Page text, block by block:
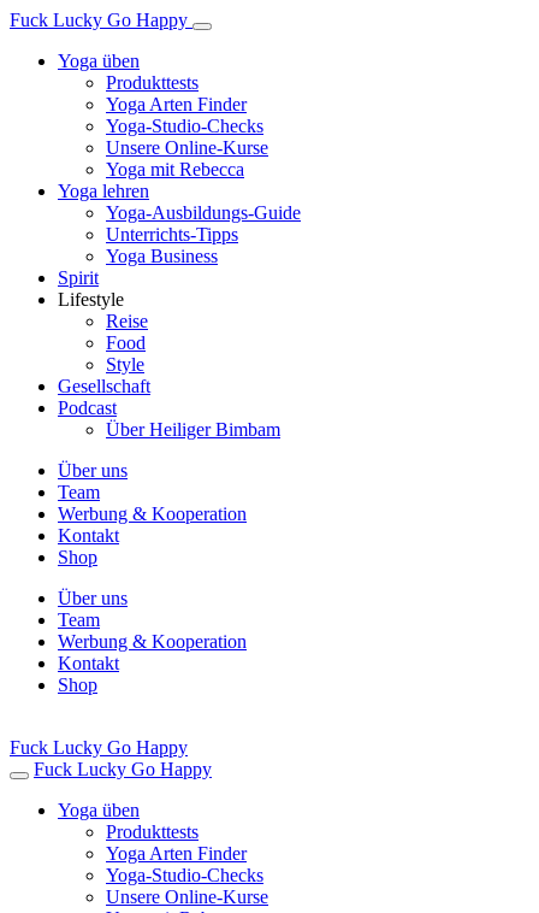
Fuck Lucky Go Happy
Yoga üben
Produkttests
Yoga Arten Finder
Yoga-Studio-Checks
Unsere Online-Kurse
Yoga mit Rebecca
Yoga lehren
Yoga-Ausbildungs-Guide
Unterrichts-Tipps
Yoga Business
Spirit
Lifestyle
Reise
Food
Style
Gesellschaft
Podcast
Über Heiliger Bimbam
Über uns
Team
Werbung & Kooperation
Kontakt
Shop
Über uns
Team
Werbung & Kooperation
Kontakt
Shop
Fuck Lucky Go Happy
Fuck Lucky Go Happy
Yoga üben
Produkttests
Yoga Arten Finder
Yoga-Studio-Checks
Unsere Online-Kurse